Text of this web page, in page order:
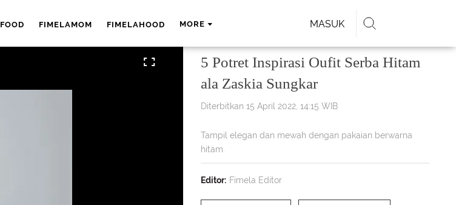
FOOD FIMELAMOM FIMELAHOOD MORE MASUK
5 Potret Inspirasi Oufit Serba Hitam
ala Zaskia Sungkar
Diterbitkan 15 April 2022, 14:15 WIB
Tampil elegan dan mewah dengan pakaian berwarna
hitam.
Editor: Fimela Editor